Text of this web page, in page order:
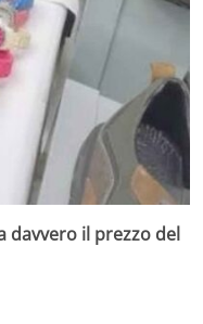
davvero il prezzo del